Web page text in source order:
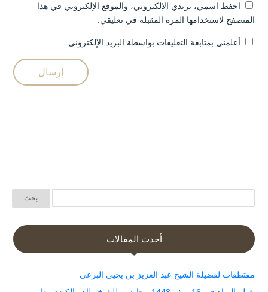
احفظ اسمي، بريدي الإلكتروني، والموقع الإلكتروني في هذا
المتصفح لاستخدامها المرة المقبلة في تعليقي.
أعلمني بمتابعة التعليقات بواسطة البريد الإلكتروني.
أحدث المقالات
مقتطفات لفضيلة الشيخ عبد العزيز بن يحيى البرعي